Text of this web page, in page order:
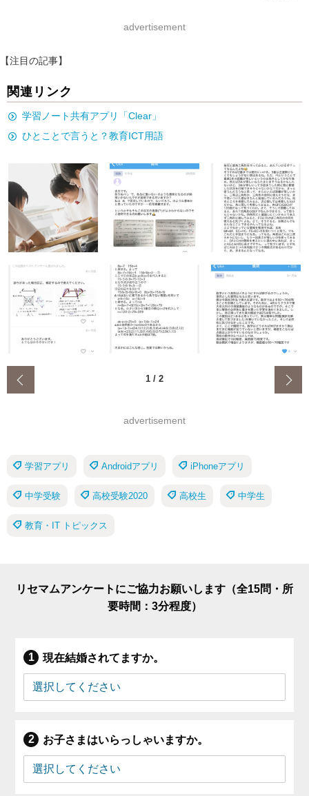
advertisement
【注目の記事】
関連リンク
学習ノート共有アプリ「Clear」
ひとことで言うと？教育ICT用語
1 / 2
advertisement
学習アプリ Androidアプリ iPhoneアプリ
中学受験 高校受験2020 高校生 中学生
教育・IT トピックス
リセマムアンケートにご協力お願いします（全15問・所
要時間：3分程度）
現在結婚されてますか。
お子さまはいらっしゃいますか。